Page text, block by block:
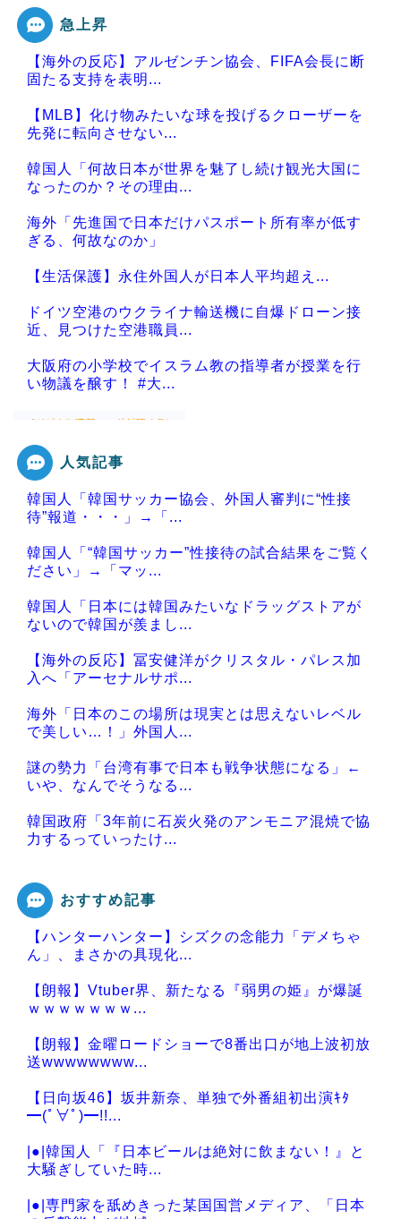
急上昇
【海外の反応】アルゼンチン協会、FIFA会長に断
固たる支持を表明...
【MLB】化け物みたいな球を投げるクローザーを
先発に転向させない...
韓国人「何故日本が世界を魅了し続け観光大国に
なったのか？その理由...
海外「先進国で日本だけパスポート所有率が低す
ぎる、何故なのか」
【生活保護】永住外国人が日本人平均超え...
ドイツ空港のウクライナ輸送機に自爆ドローン接
近、見つけた空港職員...
大阪府の小学校でイスラム教の指導者が授業を行
い物議を醸す！ #大...
Powered by livedoor 相互RSS
人気記事
韓国人「韓国サッカー協会、外国人審判に“性接
待”報道・・・」→「...
韓国人「“韓国サッカー”性接待の試合結果をご覧く
ださい」→「マッ...
韓国人「日本には韓国みたいなドラッグストアが
ないので韓国が羨まし...
【海外の反応】冨安健洋がクリスタル・パレス加
入へ「アーセナルサポ...
海外「日本のこの場所は現実とは思えないレベル
で美しい…！」外国人...
謎の勢力「台湾有事で日本も戦争状態になる」←
いや、なんでそうなる...
韓国政府「3年前に石炭火発のアンモニア混焼で協
力するっていったけ...
Powered by livedoor 相互RSS
おすすめ記事
【ハンターハンター】シズクの念能力「デメちゃ
ん」、まさかの具現化...
【朗報】Vtuber界、新たなる『弱男の姫』が爆誕
ｗｗｗｗｗｗｗ...
【朗報】金曜ロードショーで8番出口が地上波初放
送wwwwwwww...
【日向坂46】坂井新奈、単独で外番組初出演ｷﾀ
━(ﾟ∀ﾟ)━!!...
|●|韓国人「『日本ビールは絶対に飲まない！』と
大騒ぎしていた時...
|●|専門家を舐めきった某国国営メディア、「日本